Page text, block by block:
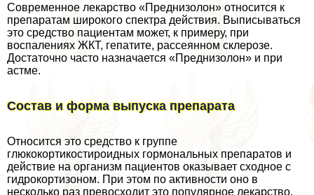
Современное лекарство «Преднизолон» относится к
препаратам широкого спектра действия. Выписываться
это средство пациентам может, к примеру, при
воспалениях ЖКТ, гепатите, рассеянном склерозе.
Достаточно часто назначается «Преднизолон» и при
астме.
Состав и форма выпуска препарата
Относится это средство к группе
глюкокортикостироидных гормональных препаратов и
действие на организм пациентов оказывает сходное с
гидрокортизоном. При этом по активности оно в
несколько раз превосходит это популярное лекарство.